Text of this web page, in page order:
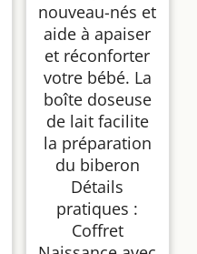
nouveau-nés et
aide à apaiser
et réconforter
votre bébé. La
boîte doseuse
de lait facilite
la préparation
du biberon
Détails
pratiques :
Coffret